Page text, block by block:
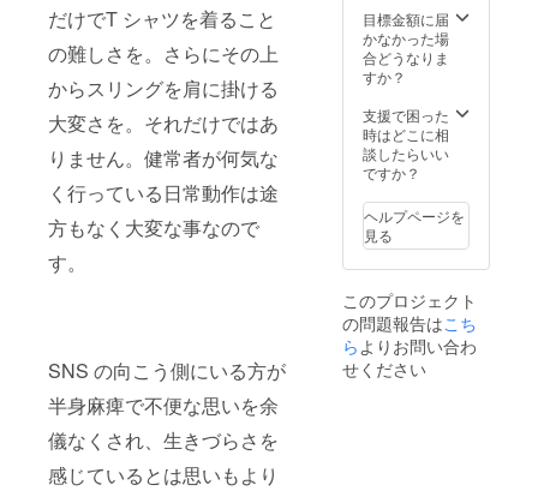
だけでT シャツを着ること
の難しさを。さらにその上
からスリングを肩に掛ける
大変さを。それだけではあ
りません。健常者が何気な
く行っている日常動作は途
方もなく大変な事なので
す。
SNS の向こう側にいる方が
半身麻痺で不便な思いを余
儀なくされ、生きづらさを
感じているとは思いもより
袖丈21
身幅
58、肩
幅52、
袖丈21
※
写真の
モデル
はすべ
イズ着
用。
幅47、
肩幅
41、袖
丈19
Mー
身丈
69、身
肩幅
45、袖
丈20
Lー身
丈73、
身幅
55、肩
幅48、
上げや
すいで
す。 ※T
シャツ
仕様は
コット
ン100％
※サイズ
XSー身
丈62、
身幅
43、肩
袖丈16
Sー
身丈
目標金額に届
かなかった場
合どうなりま
すか？
支援で困った
時はどこに相
談したらいい
ですか？
ヘルプページを
見る
このプロジェクト
の問題報告はこち
らよりお問い合わ
せください